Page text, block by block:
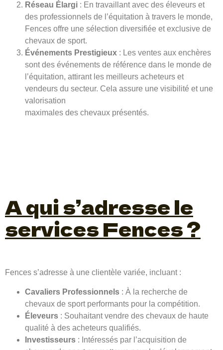
Réseau Élargi : En travaillant avec des éleveurs et
des professionnels de l’équitation à travers le monde,
Fences offre une sélection diversifiée et exclusive de
chevaux de sport.
Événements Prestigieux : Les ventes aux enchères
sont des événements de référence dans le monde de
l’équitation, attirant les meilleurs acheteurs et
vendeurs du secteur. Cela assure une visibilité et une
valorisation
maximales des chevaux présentés.
A qui s’adresse le
services Fences ?
Fences s’adresse à une clientèle variée, incluant :
Cavaliers Professionnels : À la recherche de
chevaux de sport performants pour la compétition.
Éleveurs : Souhaitant vendre des chevaux de haute
qualité à des acheteurs qualifiés.
Investisseurs : Intéressés par l’acquisition de